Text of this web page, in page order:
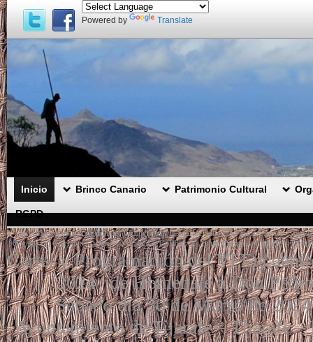
Powered by Translate
Inicio Brinco Canario Patrimonio Cultural
RGPD .
«Información de Inscripción del VI Encuentro Insular de Salto del Pastor Canario
Organiza el Colectivo Garehagua Auaritas y Colabora el Ayuntamiento de Tijarafe –
Cartel y Programación del VI
2024 ′ de Homenaje a Don
Sábado día 30 de Marzo de
Ayuntamiento de Tijarafe – Tijarafe